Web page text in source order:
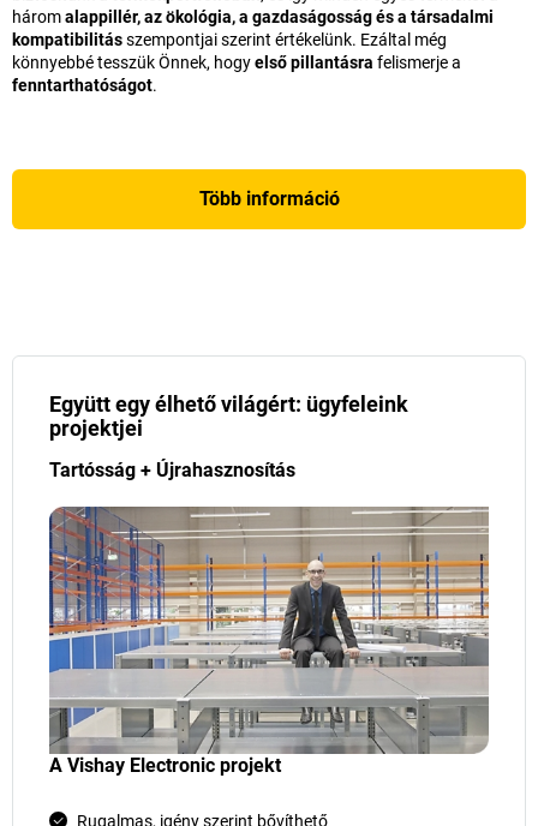
háromalappillér, az ökológia, a gazdaságosság és a társadalmi
kompatibilitásszempontjai szerint értékelünk. Ezáltal még
könnyebbé tesszük Önnek, hogyelső pillantásra felismerje a
fenntarthatóságot.
Több információ
Együtt egy élhető világért: ügyfeleink
projektjei
Tartósság + Újrahasznosítás
A Vishay Electronic projekt
Rugalmas, igény szerint bővíthető